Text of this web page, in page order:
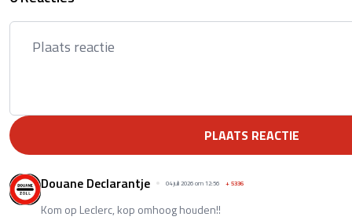
PLAATS REACTIE
Douane Declarantje 04 juli 2026 om 12:56 +5336
Kom op Leclerc, kop omhoog houden!!